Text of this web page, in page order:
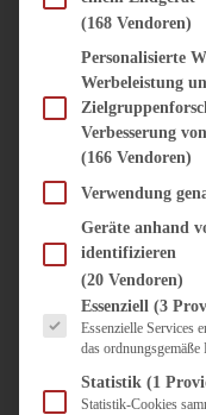
(168 Vendoren)
Personalisierte
Werbeleistung
Verbesserung
(166 Vendoren)
Verwendung
Geräte anhand
identifizieren
(20 Vendoren)
Es folgt eine Liste der
Essenziell (3
Essenzielle Services
das
Statistik (1
Statistik-Cookies